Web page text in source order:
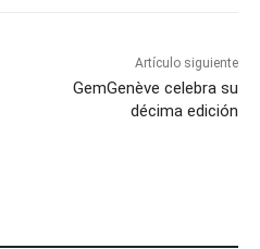
Artículo siguiente
GemGenève celebra su
décima edición